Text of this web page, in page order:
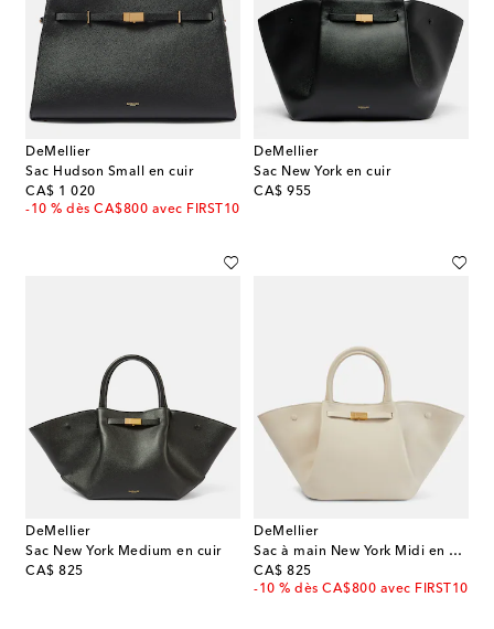
DeMellier
Sac Hudson Small en cuir
CA$ 1 020
original price
-10 % dès CA$800 avec FIRST10
DeMellier
Sac New York en cuir
CA$ 955
original price
DeMellier
Sac New York Medium en cuir
CA$ 825
original price
DeMellier
Sac à main New York Midi en cuir
CA$ 825
original price
-10 % dès CA$800 avec FIRST10